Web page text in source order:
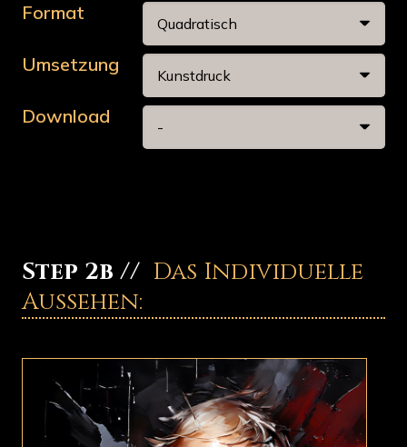
Format
Umsetzung
Download
Step 2b // Das Individuelle
Aussehen: